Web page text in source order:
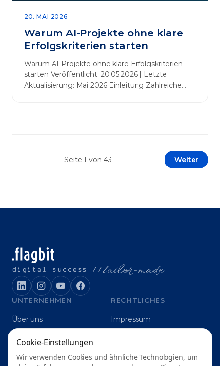
20. MAI 2026
Warum AI-Projekte ohne klare
Erfolgskriterien starten
Warum AI-Projekte ohne klare Erfolgskriterien
starten Veröffentlicht: 20.05.2026 | Letzte
Aktualisierung: Mai 2026 Einleitung Zahlreiche
Prototypen entwickeln und interne Skepsis
abbauen. Der zentrale Begriff dieses Beitrags ist
Seite 1 von 43 Weiter
digital success //tailor-made
UNTERNEHMEN
Über uns
RECHTLICHES
Impressum
Cookie-Einstellungen
Wir verwenden Cookies und ähnliche Technologien, um